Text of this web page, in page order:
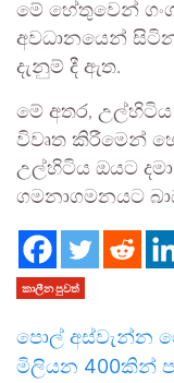
මේ හේතුවෙන්
අවධානයෙන් සිටින
දැනුම් දී ඇත.
මේ අතර, උල්හිටිය
විවෘත කිරීමෙන්
උල්හිටිය ඔයට
ගමනාගමනයට
කාලීන පුවත්
පොල් අස්වැන්න
මිලියන 400කින්